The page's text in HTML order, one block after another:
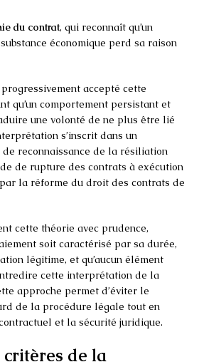
du contrat, qui reconnaît qu’un
économique perd sa raison
accepté cette
qu’un comportement persistant et
une volonté de ne plus être lié
s’inscrit dans un
reconnaissance de la résiliation
de rupture des contrats à exécution
la réforme du droit des contrats de
cette théorie avec prudence,
soit caractérisé par sa durée,
légitime, et qu’aucun élément
cette interprétation de la
approche permet d’éviter le
de la procédure légale tout en
et la sécurité juridique.
de la